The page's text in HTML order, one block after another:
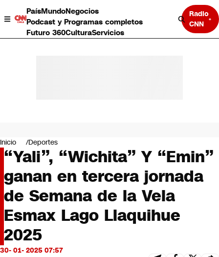
PaísMundoNegocios
Podcast y Programas completos
Futuro 360CulturaServicios
Radio
CNN
Negocios
Deportes
Programas completos
Cultura
Servicios
Bits
CNN tiempo
Futuro 360
Opinión
Inicio Deportes
“Yali”, “Wichita” Y “Emin”
ganan en tercera jornada
de Semana de la Vela
Esmax Lago Llaquihue
2025
30- 01- 2025 07:57